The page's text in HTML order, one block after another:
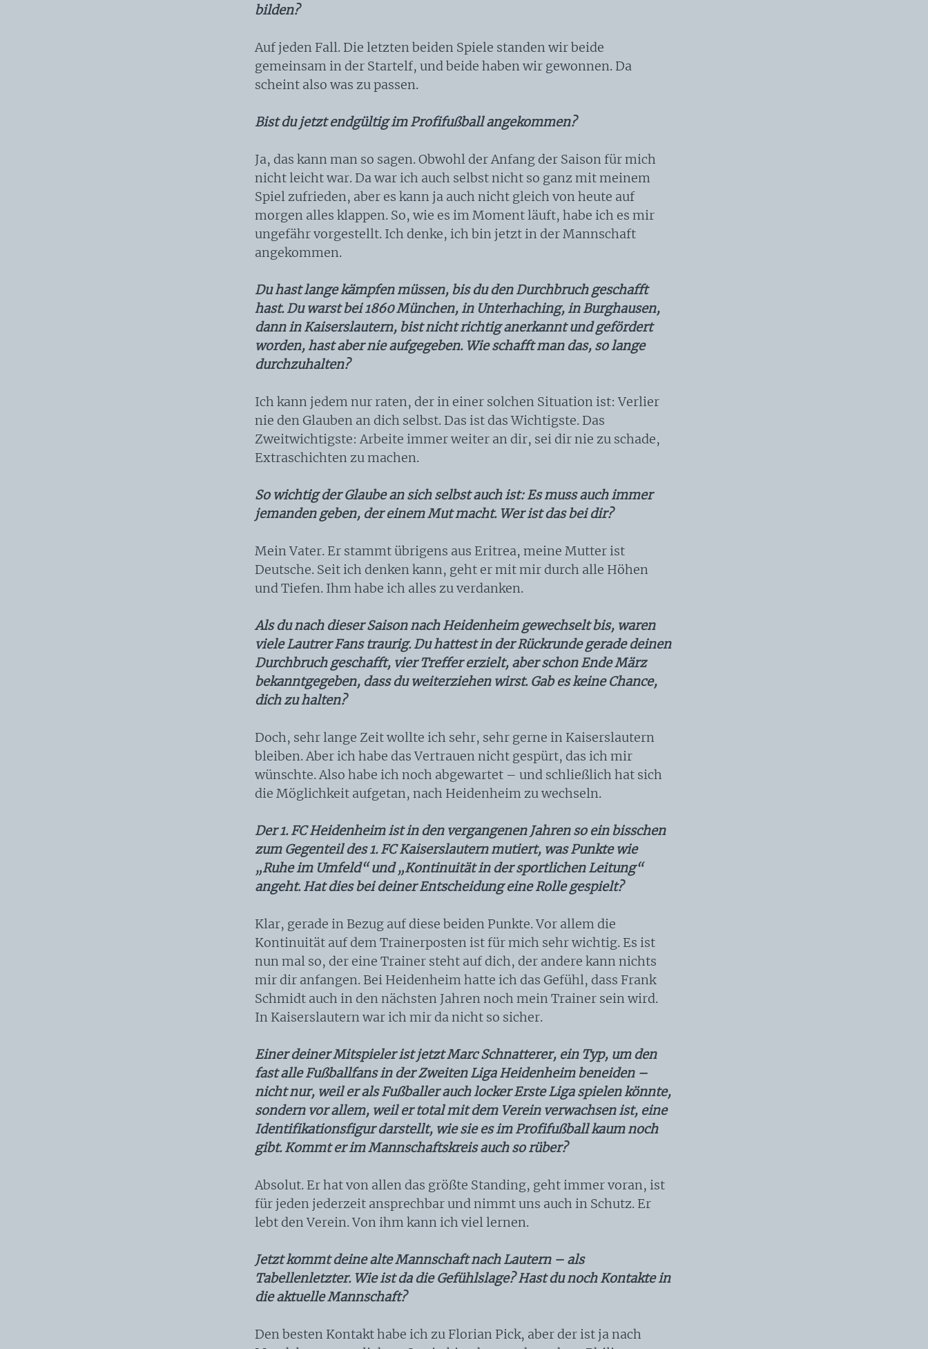
bilden?
Auf jeden Fall. Die letzten beiden Spiele standen wir beide
gemeinsam in der Startelf, und beide haben wir gewonnen. Da
scheint also was zu passen.
Bist du jetzt endgültig im Profifußball angekommen?
Ja, das kann man so sagen. Obwohl der Anfang der Saison für mich
nicht leicht war. Da war ich auch selbst nicht so ganz mit meinem
Spiel zufrieden, aber es kann ja auch nicht gleich von heute auf
morgen alles klappen. So, wie es im Moment läuft, habe ich es mir
ungefähr vorgestellt. Ich denke, ich bin jetzt in der Mannschaft
angekommen.
Du hast lange kämpfen müssen, bis du den Durchbruch geschafft
hast. Du warst bei 1860 München, in Unterhaching, in Burghausen,
dann in Kaiserslautern, bist nicht richtig anerkannt und gefördert
worden, hast aber nie aufgegeben. Wie schafft man das, so lange
durchzuhalten?
Ich kann jedem nur raten, der in einer solchen Situation ist: Verlier
nie den Glauben an dich selbst. Das ist das Wichtigste. Das
Zweitwichtigste: Arbeite immer weiter an dir, sei dir nie zu schade,
Extraschichten zu machen.
So wichtig der Glaube an sich selbst auch ist: Es muss auch immer
jemanden geben, der einem Mut macht. Wer ist das bei dir?
Mein Vater. Er stammt übrigens aus Eritrea, meine Mutter ist
Deutsche. Seit ich denken kann, geht er mit mir durch alle Höhen
und Tiefen. Ihm habe ich alles zu verdanken.
Als du nach dieser Saison nach Heidenheim gewechselt bis, waren
viele Lautrer Fans traurig. Du hattest in der Rückrunde gerade deinen
Durchbruch geschafft, vier Treffer erzielt, aber schon Ende März
bekanntgegeben, dass du weiterziehen wirst. Gab es keine Chance,
dich zu halten?
Doch, sehr lange Zeit wollte ich sehr, sehr gerne in Kaiserslautern
bleiben. Aber ich habe das Vertrauen nicht gespürt, das ich mir
wünschte. Also habe ich noch abgewartet – und schließlich hat sich
die Möglichkeit aufgetan, nach Heidenheim zu wechseln.
Der 1. FC Heidenheim ist in den vergangenen Jahren so ein bisschen
zum Gegenteil des 1. FC Kaiserslautern mutiert, was Punkte wie
„Ruhe im Umfeld“ und „Kontinuität in der sportlichen Leitung“
angeht. Hat dies bei deiner Entscheidung eine Rolle gespielt?
Klar, gerade in Bezug auf diese beiden Punkte. Vor allem die
Kontinuität auf dem Trainerposten ist für mich sehr wichtig. Es ist
nun mal so, der eine Trainer steht auf dich, der andere kann nichts
mir dir anfangen. Bei Heidenheim hatte ich das Gefühl, dass Frank
Schmidt auch in den nächsten Jahren noch mein Trainer sein wird.
In Kaiserslautern war ich mir da nicht so sicher.
Einer deiner Mitspieler ist jetzt Marc Schnatterer, ein Typ, um den
fast alle Fußballfans in der Zweiten Liga Heidenheim beneiden –
nicht nur, weil er als Fußballer auch locker Erste Liga spielen könnte,
sondern vor allem, weil er total mit dem Verein verwachsen ist, eine
Identifikationsfigur darstellt, wie sie es im Profifußball kaum noch
gibt. Kommt er im Mannschaftskreis auch so rüber?
Absolut. Er hat von allen das größte Standing, geht immer voran, ist
für jeden jederzeit ansprechbar und nimmt uns auch in Schutz. Er
lebt den Verein. Von ihm kann ich viel lernen.
Jetzt kommt deine alte Mannschaft nach Lautern – als
Tabellenletzter. Wie ist da die Gefühlslage? Hast du noch Kontakte in
die aktuelle Mannschaft?
Den besten Kontakt habe ich zu Florian Pick, aber der ist ja nach